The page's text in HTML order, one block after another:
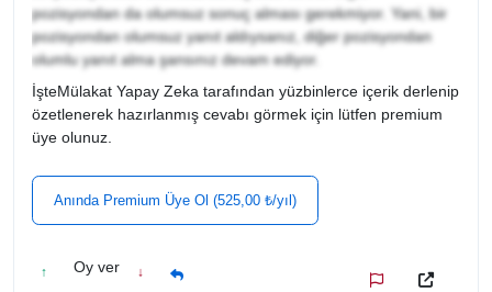
pozisyondan da olumsuz sonuç alması gerekmiyor. Yani, bir
pozisyondan olumsuz yanıt aldıysanız, diğer pozisyondan
olumlu yanıt alma şansınız devam ediyor.
İşteMülakat Yapay Zeka tarafından yüzbinlerce içerik derlenip
özetlenerek hazırlanmış cevabı görmek için lütfen premium
üye olunuz.
Anında Premium Üye Ol (525,00 ₺/yıl)
↑ Oy ver ↓